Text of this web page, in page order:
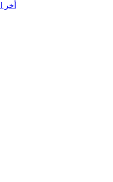
أخر